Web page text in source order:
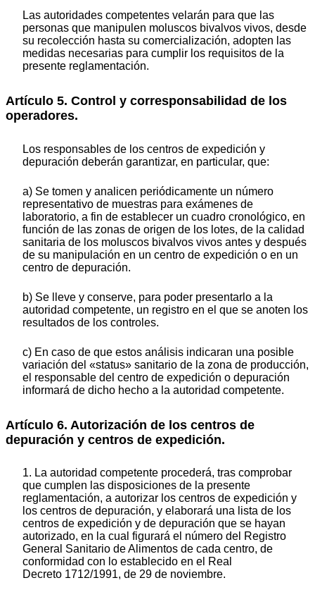
Las autoridades competentes velarán para que las
personas que manipulen moluscos bivalvos vivos, desde
su recolección hasta su comercialización, adopten las
medidas necesarias para cumplir los requisitos de la
presente reglamentación.
Artículo 5. Control y corresponsabilidad de los
operadores.
Los responsables de los centros de expedición y
depuración deberán garantizar, en particular, que:
a) Se tomen y analicen periódicamente un número
representativo de muestras para exámenes de
laboratorio, a fin de establecer un cuadro cronológico, en
función de las zonas de origen de los lotes, de la calidad
sanitaria de los moluscos bivalvos vivos antes y después
de su manipulación en un centro de expedición o en un
centro de depuración.
b) Se lleve y conserve, para poder presentarlo a la
autoridad competente, un registro en el que se anoten los
resultados de los controles.
c) En caso de que estos análisis indicaran una posible
variación del «status» sanitario de la zona de producción,
el responsable del centro de expedición o depuración
informará de dicho hecho a la autoridad competente.
Artículo 6. Autorización de los centros de
depuración y centros de expedición.
1. La autoridad competente procederá, tras comprobar
que cumplen las disposiciones de la presente
reglamentación, a autorizar los centros de expedición y
los centros de depuración, y elaborará una lista de los
centros de expedición y de depuración que se hayan
autorizado, en la cual figurará el número del Registro
General Sanitario de Alimentos de cada centro, de
conformidad con lo establecido en el Real
Decreto 1712/1991, de 29 de noviembre.